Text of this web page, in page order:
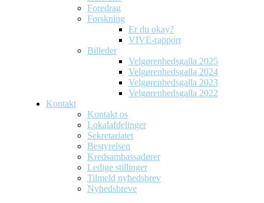
Foredrag
Forskning
Er du okay?
VIVE-rapport
Billeder
Velgørenhedsgalla 2025
Velgørenhedsgalla 2024
Velgørenhedsgalla 2023
Velgørenhedsgalla 2022
Kontakt
Kontakt os
Lokalafdelinger
Sekretariatet
Bestyrelsen
Kredsambassadører
Ledige stillinger
Tilmeld nyhedsbrev
Nyhedsbreve